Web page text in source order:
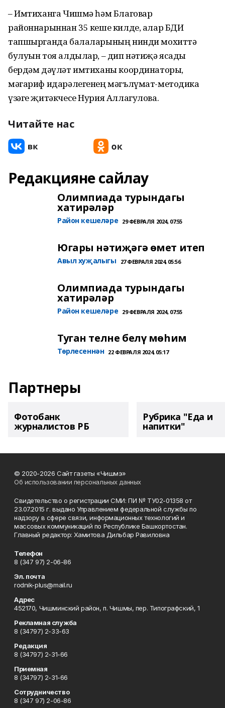
– Имтиханга Чишмә һәм Благовар
районнарыннан 35 кеше килде, алар БДИ
тапшырганда балаларының нинди мохиттә
булуын тоя алдылар, – дип нәтиҗә ясады
бердәм дәүләт имтиханы координаторы,
мәгариф идарәлегенең мәгълүмат-методика
үзәге җитәкчесе Нурия Аллагулова.
Читайте нас
Редакцияне сайлау
Олимпиада турындагы
хатирәләр
Район кешеләре 29 ФЕВРАЛЯ 2024, 07:55
Югары нәтиҗәгә өмет итеп
Авыл хуҗалыгы 27 ФЕВРАЛЯ 2024, 05:56
Олимпиада турындагы
хатирәләр
Район кешеләре 29 ФЕВРАЛЯ 2024, 07:55
Туган телне белү мөһим
Төрлесеннән 22 ФЕВРАЛЯ 2024, 05:17
Партнеры
Фотобанк
журналистов РБ
Рубрика "Еда и
напитки"
© 2020-2026 Сайт газеты «Чишмэ»
Об использовании персональных данных
Свидетельство о регистрации СМИ: ПИ № ТУ02-01358 от
23.07.2015 г. выдано Управлением федеральной службы по
надзору в сфере связи, информационных технологий и
массовых коммуникаций по Республике Башкортостан.
Главный редактор: Хамитова Дильбар Равиловна
Телефон
8 (347 97) 2-06-86
Эл. почта
rodnik-plus@mail.ru
Адрес
452170, Чишминский район, п. Чишмы, пер. Типографский, 1
Рекламная служба
8 (34797) 2-33-63
Редакция
8 (34797) 2-31-66
Приемная
8 (34797) 2-31-66
Сотрудничество
8 (347 97) 2-06-86